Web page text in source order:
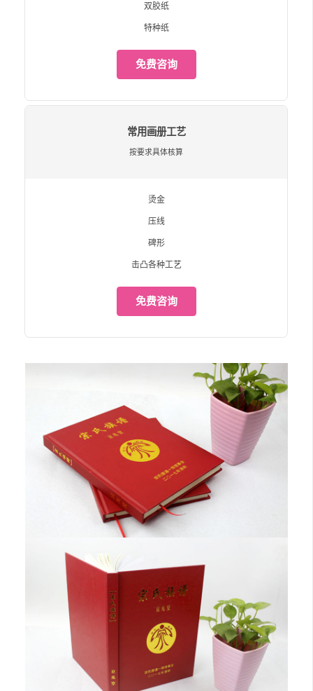
双胶纸
特种纸
免费咨询
常用画册工艺
按要求具体核算
烫金
压线
碑形
击凸各种工艺
免费咨询